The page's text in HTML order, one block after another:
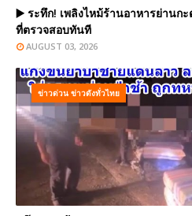
▶️ ระทึก! เพลิงไหม้ร้านอาหารย่านกะ
ที่ตรวจสอบทันที
AUGUST 03, 2026
ข่าวด่วน ข่าวดังทั่วไทย